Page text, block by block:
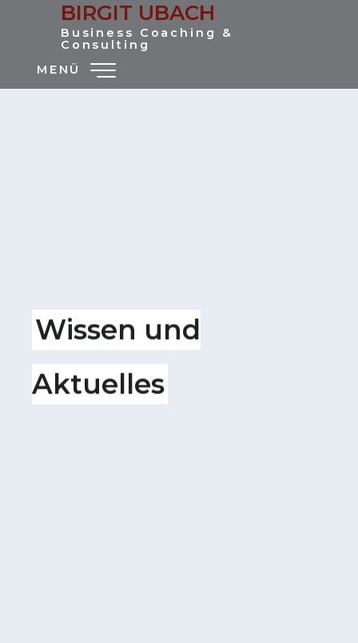
BIRGIT UBACH
Business Coaching &
Consulting
MENÜ
Wissen und
Aktuelles